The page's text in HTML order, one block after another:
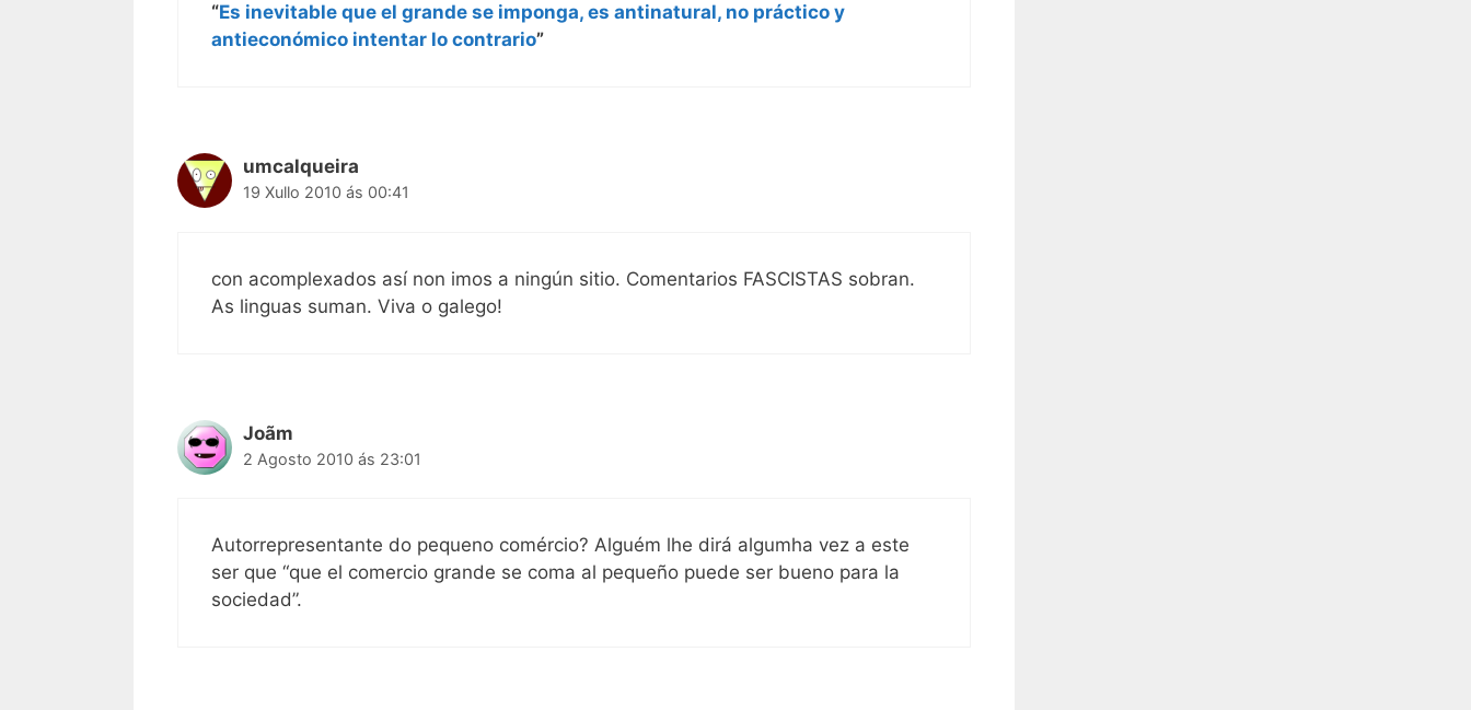
“Es inevitable que el grande se imponga, es antinatural, no práctico y
antieconómico intentar lo contrario”
umcalqueira
19 Xullo 2010 ás 00:41
con acomplexados así non imos a ningún sitio. Comentarios FASCISTAS sobran.
As linguas suman. Viva o galego!
Joãm
2 Agosto 2010 ás 23:01
Autorrepresentante do pequeno comércio? Alguém lhe dirá algumha vez a este
ser que “que el comercio grande se coma al pequeño puede ser bueno para la
sociedad”.